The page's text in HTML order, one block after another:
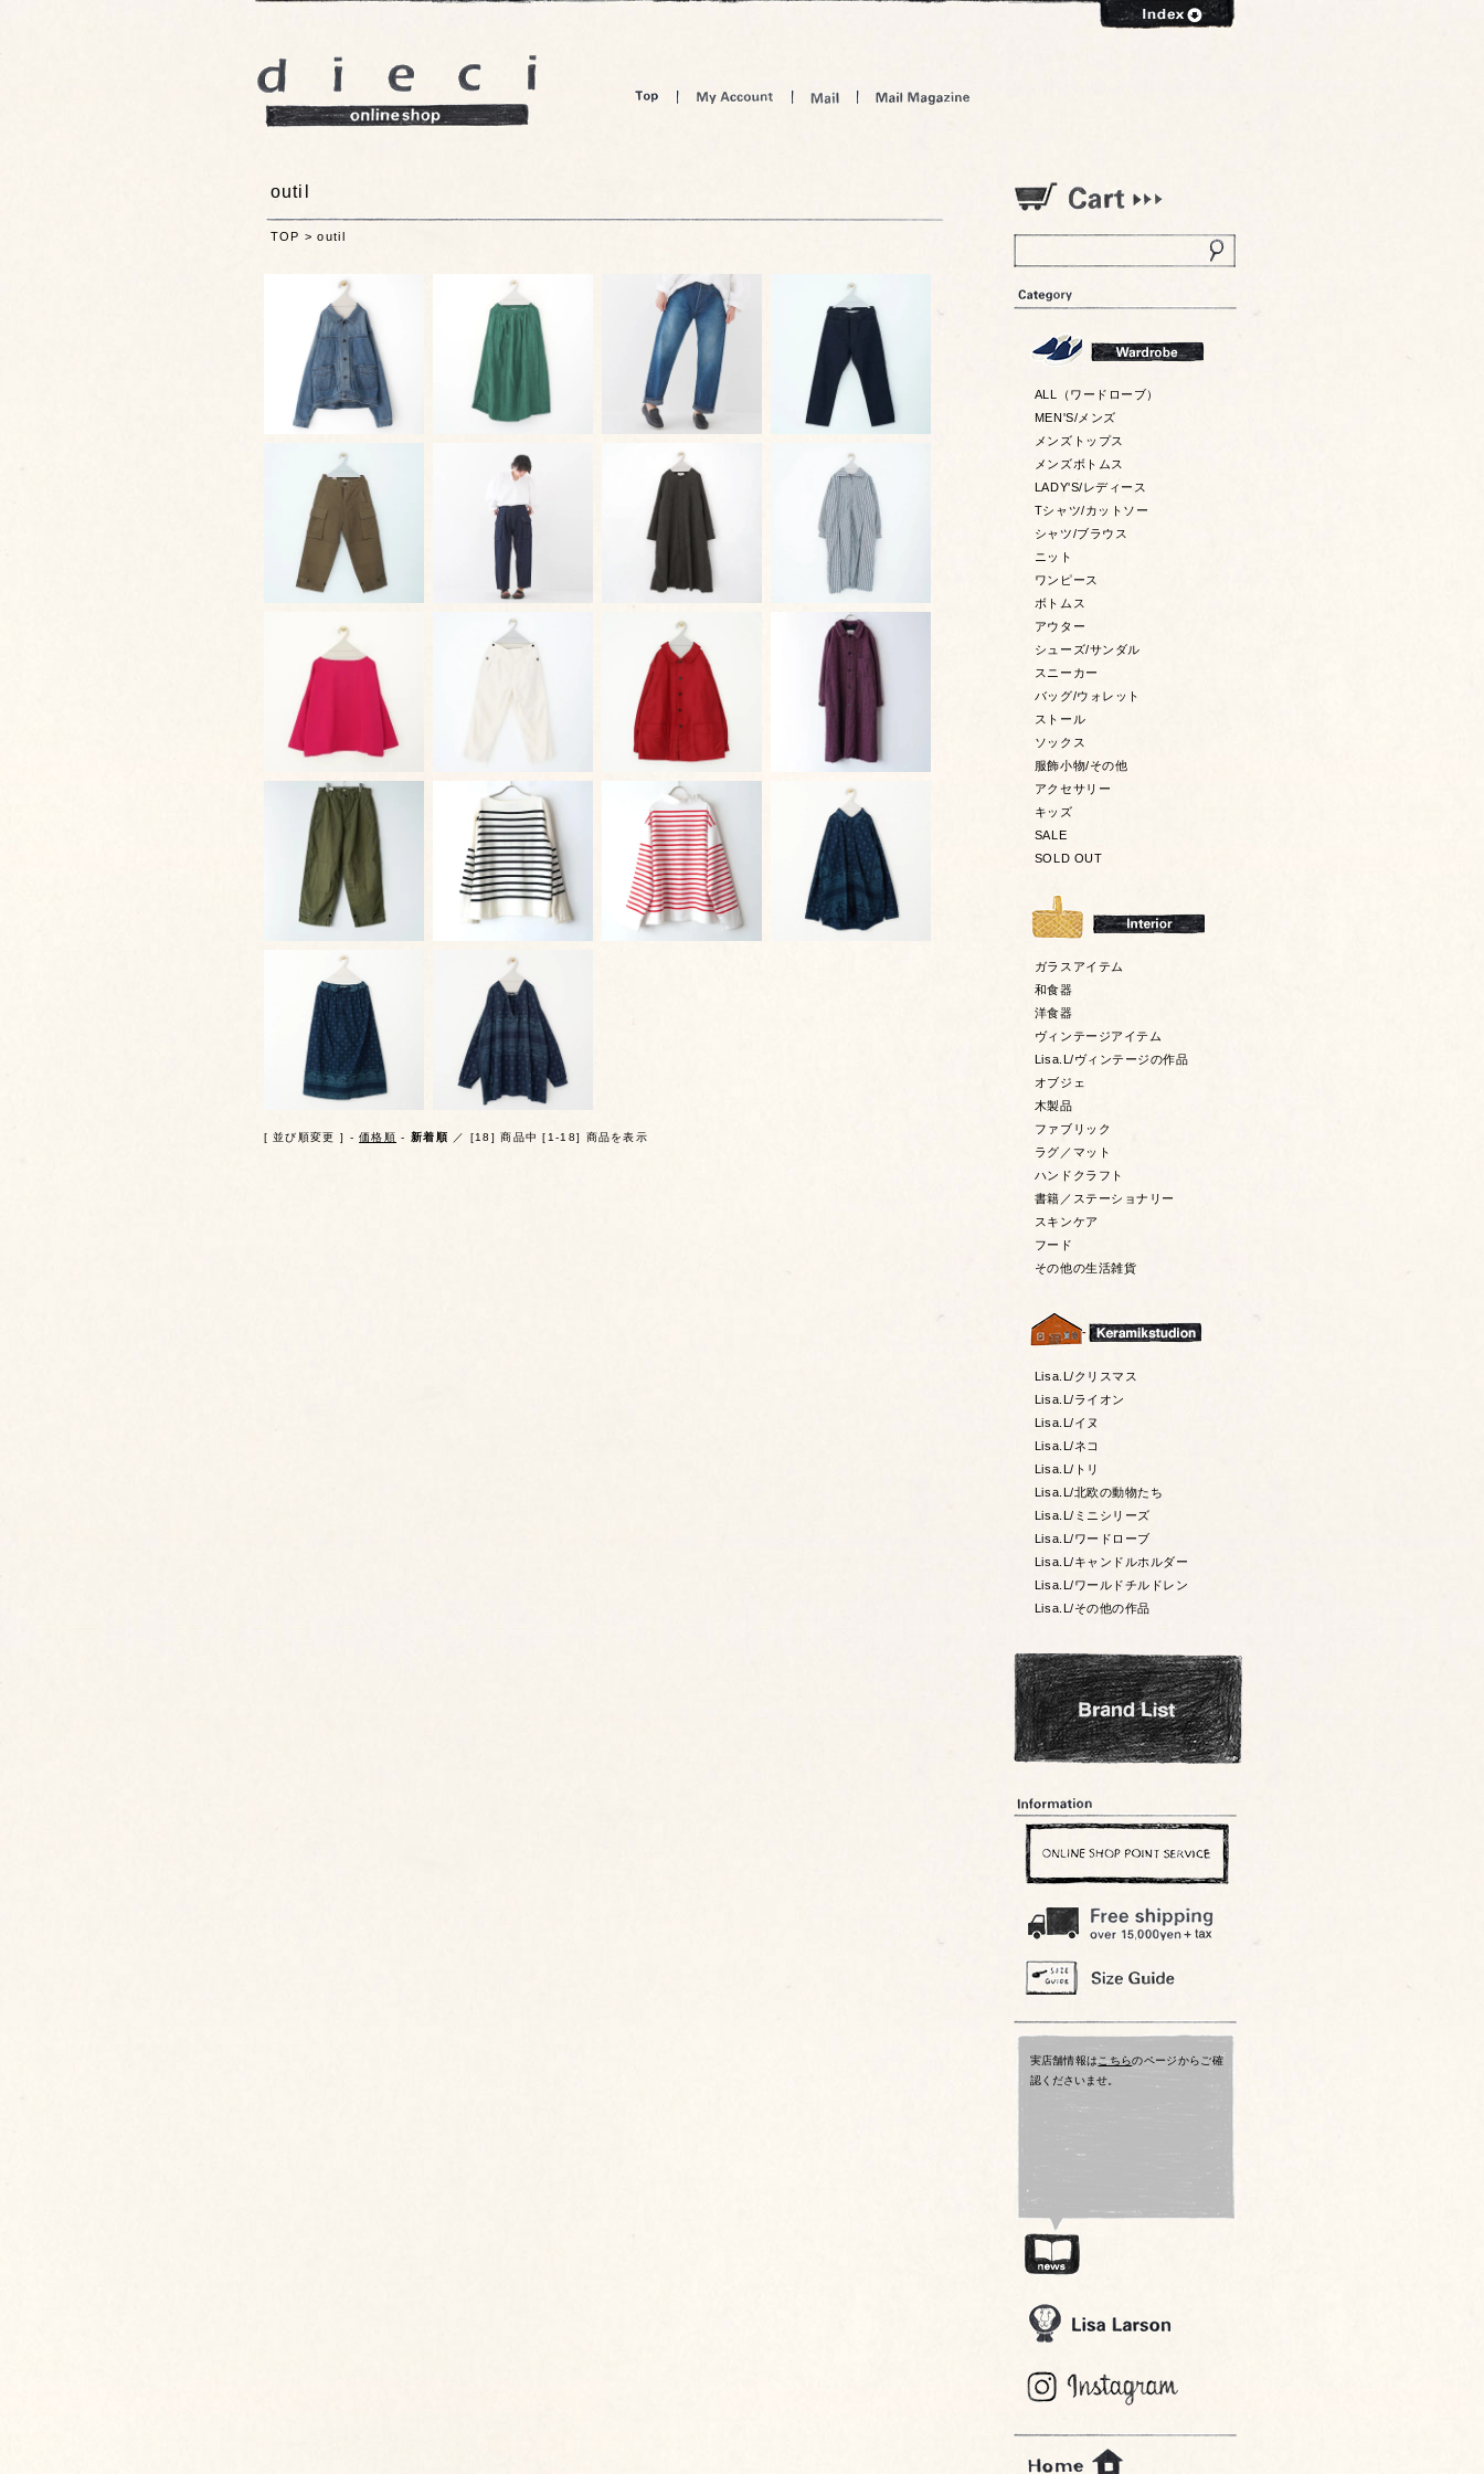
outil
TOP >outil
[ 並び順変更 ] -価格順 - 新着順 ／ [18] 商品中 [1-18] 商品を表示
ALL（ワードローブ）
MEN'S/メンズ
メンズトップス
メンズボトムス
LADY'S/レディース
Tシャツ/カットソー
シャツ/ブラウス
ニット
ワンピース
ボトムス
アウター
シューズ/サンダル
スニーカー
バッグ/ウォレット
ストール
ソックス
服飾小物/その他
アクセサリー
キッズ
SALE
SOLD OUT
ガラスアイテム
和食器
洋食器
ヴィンテージアイテム
Lisa.L/ヴィンテージの作品
オブジェ
木製品
ファブリック
ラグ／マット
ハンドクラフト
書籍／ステーショナリー
スキンケア
フード
その他の生活雑貨
Lisa.L/クリスマス
Lisa.L/ライオン
Lisa.L/イヌ
Lisa.L/ネコ
Lisa.L/トリ
Lisa.L/北欧の動物たち
Lisa.L/ミニシリーズ
Lisa.L/ワードローブ
Lisa.L/キャンドルホルダー
Lisa.L/ワールドチルドレン
Lisa.L/その他の作品
実店舗情報はこちらのページからご確
認くださいませ。